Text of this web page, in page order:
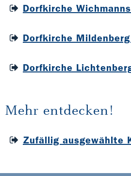
Dorfkirche
Dorfkirche
Dorfkirche
Mehr entdecken!
Zufällig ausgewählte